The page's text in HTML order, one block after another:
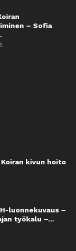
– Sofia
kivun hoito
luonnekuvaus –
työkalu –...